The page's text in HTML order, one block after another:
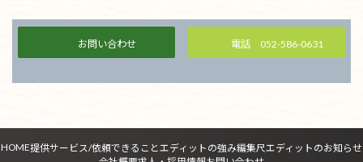
お問い合わせ 電話 052-586-0631
HOME提供サービス/依頼できることエディットの強み編集尺エディットのお知らせ